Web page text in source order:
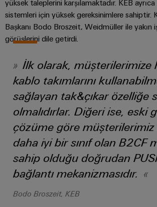
Enerji
depolama
sistemleri
(ESS)
ve
Fotovoltaik
verimliliği
için
güneş
enerjisinden
yararlanma
Geleneksel
Kanıtlanmış
ve
Saha
Alan
sistemi
Akıllı
Ölçüm
Akıllı
Pano
Yapımı
İşyeri
kabloları,
ara
bağlantı
ve
kablolar
PLC
sistem
kablaj
ve
modernizasyon
çözümleri
arayüzleri
Mühendislik
Weidmüller
Configurator
PCB
Konnektör
Hizmetleri
Laboratuvar
hizmetleri
Destek
Teknik
destek
Orange
Mag
|
Dergisi
Yönetimimiz
Basın
Şirket
Haberleri
Basın
Etkinlikler
Kampanyalarımız
Bayi
Kanalı
Bayilerimiz
Sistem
Entegratörlerimiz
BAKIŞA
yüksek taleplerini karşılamaktadır. KEB
sistemleri için yüksek gereksinimlere sahiptir.
Başkanı Bodo Broszeit, Weidmüller ile yakın
görüşlerini dile getirdi.
İlk olarak, müşterilerimize
kablo takımlarını
sağlayan tak&çıkar özelliğe
olmalıdırlar. Diğeri ise, eski
çözüme göre müşterilerimiz
daha iyi bir sınıf olan B2CF
sahip olduğu doğrudan
bağlantı mekanizmasıdır.
Bodo Broszeit, KEB